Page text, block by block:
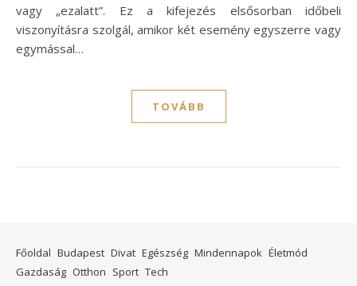
vagy „ezalatt”. Ez a kifejezés elsősorban időbeli
viszonyításra szolgál, amikor két esemény egyszerre vagy
egymással…
TOVÁBB
Főoldal Budapest Divat Egészség Mindennapok Életmód
Gazdaság Otthon Sport Tech